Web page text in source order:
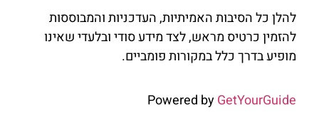
להלן כל הסיבות האמיתיות, העדכניות והמבוססות
להזמין כרטיס מראש, לצד מידע סודי ובלעדי שאינו
מופיע בדרך כלל במקורות פומביים.
Powered byGetYourGuide